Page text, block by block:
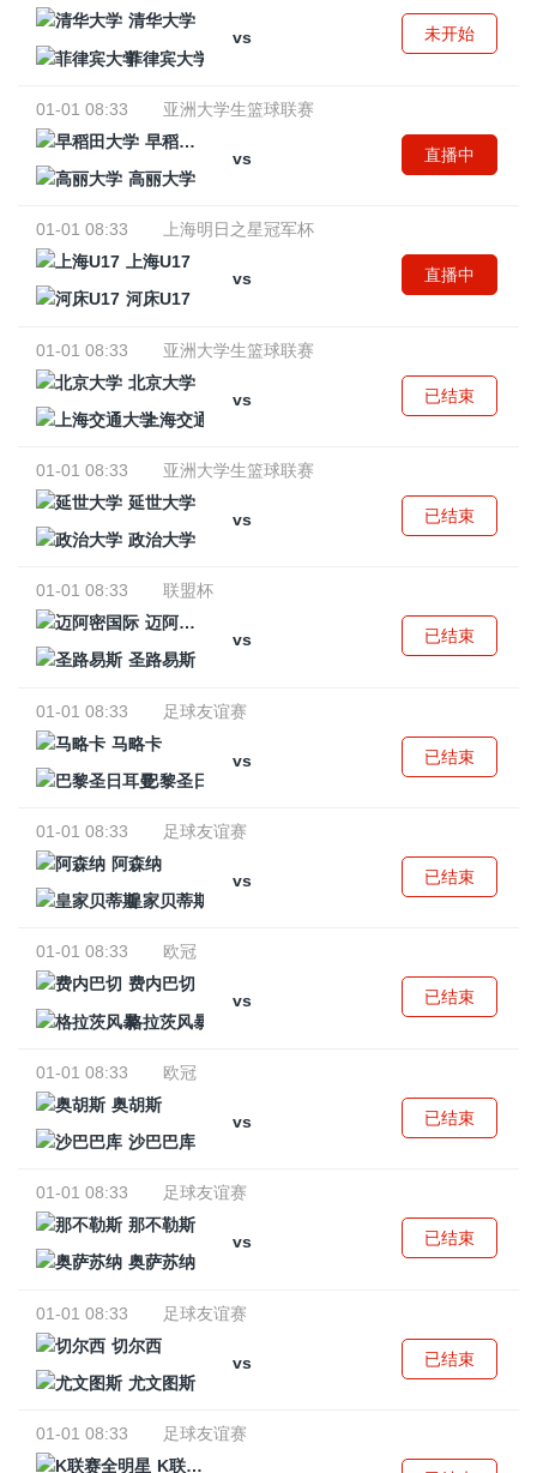
清华大学
vs
菲律宾大学
未开始
01-01 08:33
亚洲大学生篮球联赛
早稻田大学
vs
高丽大学
直播中
01-01 08:33
上海明日之星冠军杯
上海U17
vs
河床U17
直播中
01-01 08:33
亚洲大学生篮球联赛
北京大学
vs
上海交通大学
已结束
01-01 08:33
亚洲大学生篮球联赛
延世大学
vs
政治大学
已结束
01-01 08:33
联盟杯
迈阿密国际
vs
圣路易斯
已结束
01-01 08:33
足球友谊赛
马略卡
vs
巴黎圣日耳曼
已结束
01-01 08:33
足球友谊赛
阿森纳
vs
皇家贝蒂斯
已结束
01-01 08:33
欧冠
费内巴切
vs
格拉茨风暴
已结束
01-01 08:33
欧冠
奥胡斯
vs
沙巴巴库
已结束
01-01 08:33
足球友谊赛
那不勒斯
vs
奥萨苏纳
已结束
01-01 08:33
足球友谊赛
切尔西
vs
尤文图斯
已结束
01-01 08:33
足球友谊赛
K联赛全明星